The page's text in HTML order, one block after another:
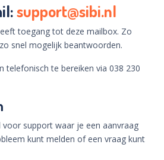
support@sibi.nl
toegang tot deze mailbox. Zo
snel mogelijk beantwoorden.
telefonisch te bereiken via 038 230
support waar je een aanvraag
kunt melden of een vraag kunt